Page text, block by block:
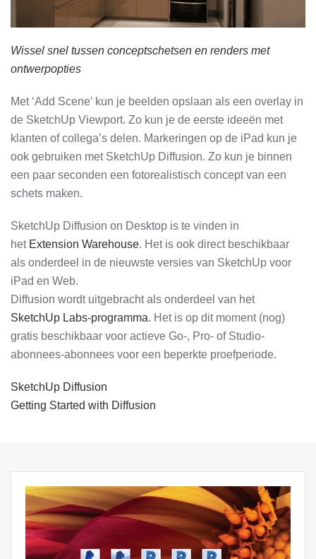
Wissel snel tussen conceptschetsen en renders met
ontwerpopties
Met ‘Add Scene’ kun je beelden opslaan als een overlay in
de SketchUp Viewport. Zo kun je de eerste ideeën met
klanten of collega’s delen. Markeringen op de iPad kun je
ook gebruiken met SketchUp Diffusion. Zo kun je binnen
een paar seconden een fotorealistisch concept van een
schets maken.
SketchUp Diffusion on Desktop is te vinden in
het Extension Warehouse. Het is ook direct beschikbaar
als onderdeel in de nieuwste versies van SketchUp voor
iPad en Web.
Diffusion wordt uitgebracht als onderdeel van het
SketchUp Labs-programma. Het is op dit moment (nog)
gratis beschikbaar voor actieve Go-, Pro- of Studio-
abonnees-abonnees voor een beperkte proefperiode.
SketchUp Diffusion
Getting Started with Diffusion